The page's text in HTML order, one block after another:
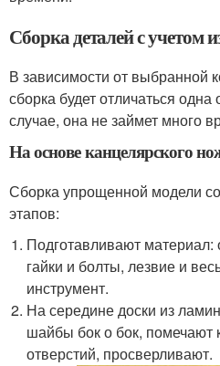
Сборка деталей с учетом
В зависимости от выбранной
сборка будет отличаться
случае, она не займет много
На основе канцелярского
Сборка упрощенной модели
этапов:
Подготавливают
гайки и болты, лезвие и
инструмент.
На середине доски из
шайбы бок о бок,
отверстий, просверливают.